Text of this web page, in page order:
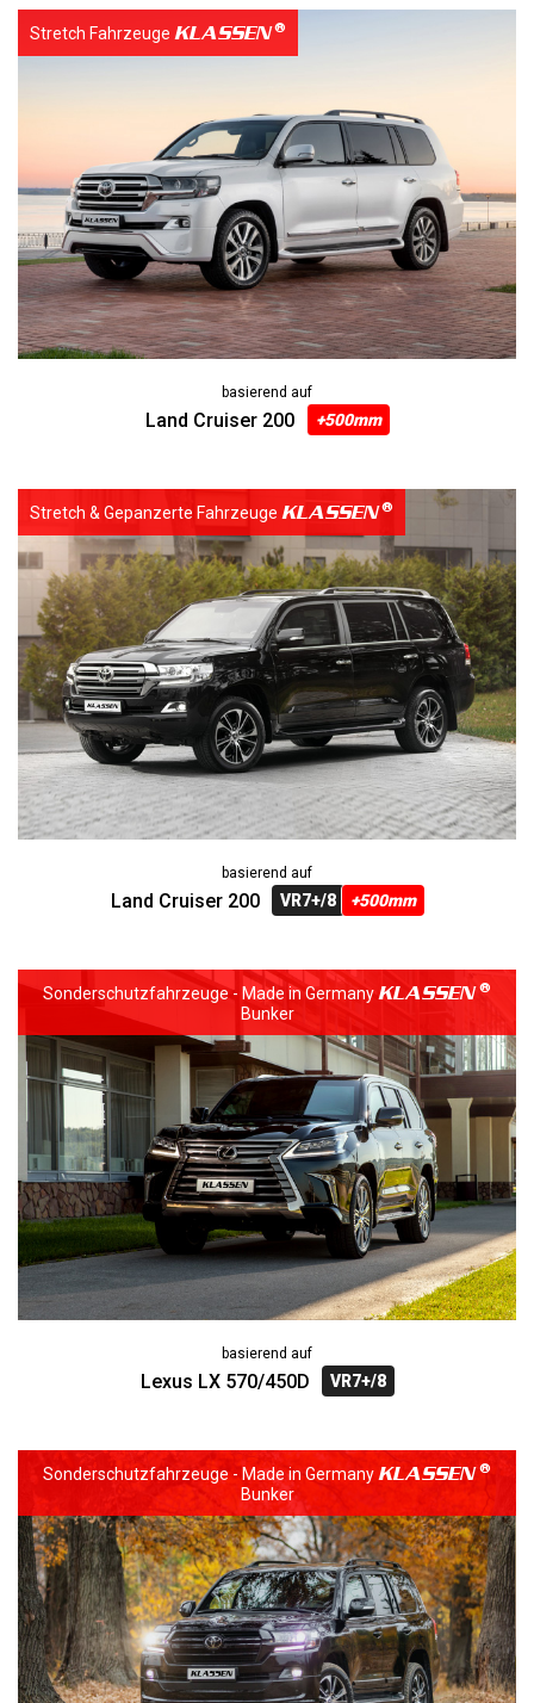
Stretch Fahrzeuge KLASSEN
basierend auf
Land Cruiser 200 +500mm
Stretch & Gepanzerte Fahrzeuge KLASSEN
basierend auf
Land Cruiser 200 VR7+/8 +500mm
Sonderschutzfahrzeuge - Made in GermanyKLASSEN
Bunker
basierend auf
Lexus LX 570/450D VR7+/8
Sonderschutzfahrzeuge - Made in GermanyKLASSEN
Bunker